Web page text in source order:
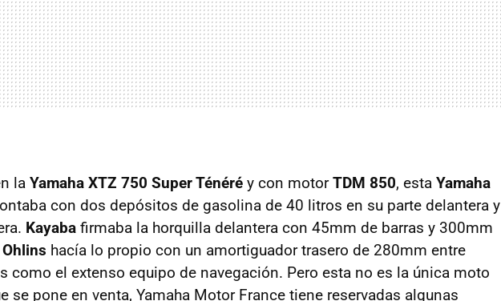
la Yamaha XTZ 750 Super Ténéré y con motorTDM 850, esta Yamaha
con dos depósitos de gasolina de 40 litros en su parte delantera y
Kayaba firmaba la horquilla delantera con 45mm de barras y 300mm
Ohlins hacía lo propio con un amortiguador trasero de 280mm entre
como el extenso equipo de navegación. Pero esta no es la única moto
se pone en venta, Yamaha Motor France tiene reservadas algunas